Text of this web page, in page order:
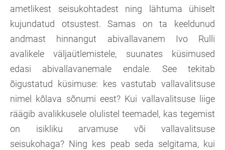
ametlikest seisukohtadest ning lähtuma ühiselt
kujundatud otsustest. Samas on ta keeldunud
andmast hinnangut abivallavanem Ivo Rulli
avalikele väljaütlemistele, suunates küsimused
edasi abivallavanemale endale. See tekitab
õigustatud küsimuse: kes vastutab vallavalitsuse
nimel kõlava sõnumi eest? Kui vallavalitsuse liige
räägib avalikkusele olulistel teemadel, kas tegemist
on isikliku arvamuse või vallavalitsuse
seisukohaga? Ning kes peab seda selgitama, kui